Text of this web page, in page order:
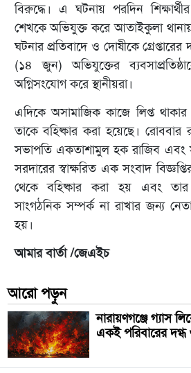
বিরুদ্ধে। এ ঘটনায় পরদিন
শেখকে অভিযুক্ত করে আতাইকুলা
ঘটনার প্রতিবাদে ও দোষীকে
(১৪ জুন) অভিযুক্তের
অগ্নিসংযোগ করে স্থানীয়রা।
এদিকে অসামাজিক কাজে লিপ্ত
তাকে বহিষ্কার করা হয়েছে।
সভাপতি একতাশামুল হক রাজিব এবং
সরদারের স্বাক্ষরিত এক সংবাদ
থেকে বহিষ্কার করা হয় এবং
সাংগঠনিক সম্পর্ক না রাখার জন্য
হয়।
আমার বার্তা /জেএইচ
আরো পড়ুন
নারায়ণগঞ্জে গ্যাস
একই পরিবারের দগ্ধ